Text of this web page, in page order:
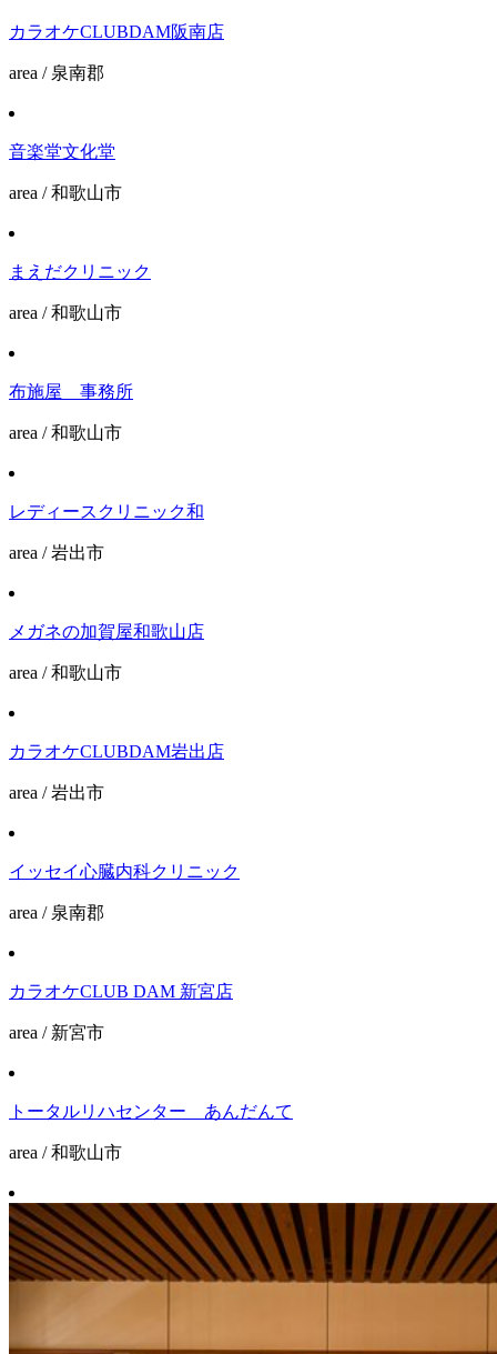
カラオケCLUBDAM阪南店
area / 泉南郡
音楽堂文化堂
area / 和歌山市
まえだクリニック
area / 和歌山市
布施屋 事務所
area / 和歌山市
レディースクリニック和
area / 岩出市
メガネの加賀屋和歌山店
area / 和歌山市
カラオケCLUBDAM岩出店
area / 岩出市
イッセイ心臓内科クリニック
area / 泉南郡
カラオケCLUB DAM 新宮店
area / 新宮市
トータルリハセンター あんだんて
area / 和歌山市